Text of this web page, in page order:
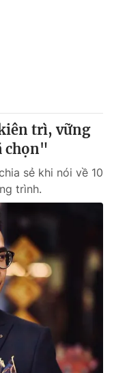
có sự chấp
khi phát hành lại
trì, vững
chọn"
sẻ khi nói về 10
trình.